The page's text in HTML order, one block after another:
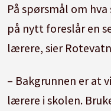
På spørsmål om
på nytt foreslår en
lærere, sier
– Bakgrunnen er at
lærere i skolen.